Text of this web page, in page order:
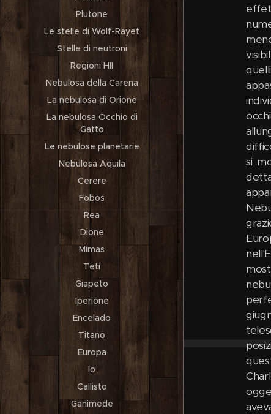
Plutone
Le stelle di Wolf-Rayet
Stelle di neutroni
Regioni HII
Nebulosa della Carena
La nebulosa di Orione
La nebulosa Occhio di
Gatto
Le nebulose planetarie
Nebulosa Aquila
Cerere
Fobos
Rea
Dione
Mimas
Teti
Giapeto
Iperione
Encelado
Titano
Europa
Io
Callisto
Ganimede
si